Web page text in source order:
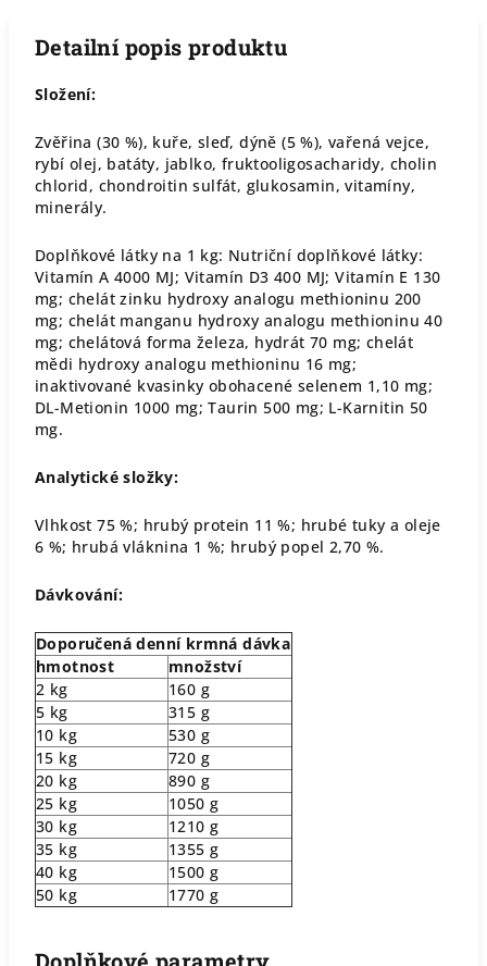
Detailní popis produktu
Složení:
Zvěřina (30 %), kuře, sleď, dýně (5 %), vařená vejce,
rybí olej, batáty, jablko, fruktooligosacharidy, cholin
chlorid, chondroitin sulfát, glukosamin, vitamíny,
minerály.
Doplňkové látky na 1 kg: Nutriční doplňkové látky:
Vitamín A 4000 MJ; Vitamín D3 400 MJ; Vitamín E 130
mg; chelát zinku hydroxy analogu methioninu 200
mg; chelát manganu hydroxy analogu methioninu 40
mg; chelátová forma železa, hydrát 70 mg; chelát
mědi hydroxy analogu methioninu 16 mg;
inaktivované kvasinky obohacené selenem 1,10 mg;
DL-Metionin 1000 mg; Taurin 500 mg; L-Karnitin 50
mg.
Analytické složky:
Vlhkost 75 %; hrubý protein 11 %; hrubé tuky a oleje
6 %; hrubá vláknina 1 %; hrubý popel 2,70 %.
Dávkování:
Doporučená denní krmná dávka
hmotnost
množství
2 kg
160 g
5 kg
315 g
10 kg
530 g
15 kg
720 g
20 kg
890 g
25 kg
1050 g
30 kg
1210 g
35 kg
1355 g
40 kg
1500 g
50 kg
1770 g